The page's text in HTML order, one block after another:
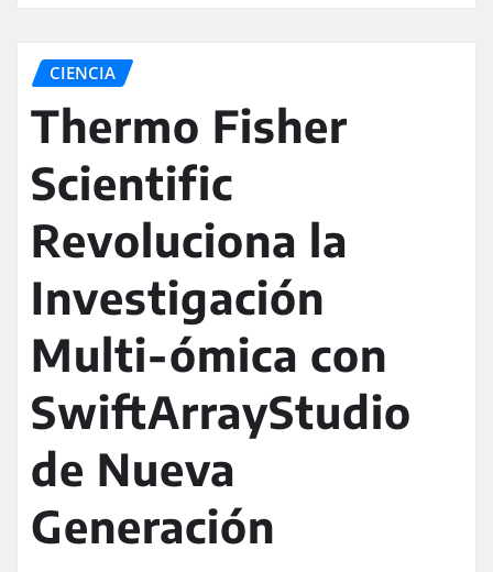
CIENCIA
Thermo Fisher
Scientific
Revoluciona la
Investigación
Multi-ómica con
SwiftArrayStudio
de Nueva
Generación